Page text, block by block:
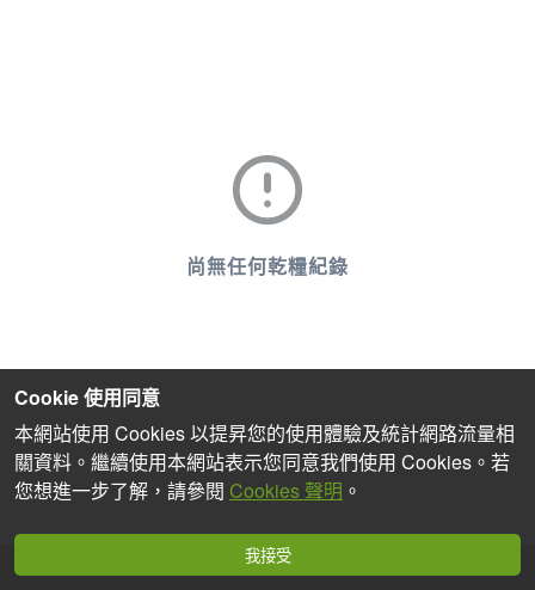
尚無任何乾糧紀錄
Cookie 使用同意
本網站使用 Cookies 以提昇您的使用體驗及統計網路流量相
關資料。繼續使用本網站表示您同意我們使用 Cookies。若
您想進一步了解，請參閱 Cookies 聲明 。
我接受